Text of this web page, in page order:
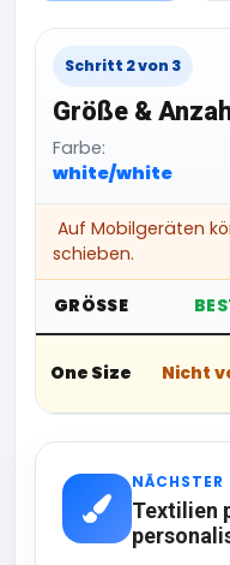
Schritt 2 von 3
Größe &
Farbe:
white/white
Auf Mobilgeräten
schieben.
GRÖSSE
One Size Nicht
NÄCHSTER
Textilien